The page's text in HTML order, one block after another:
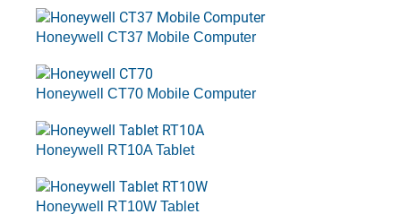
Honeywell CT37 Mobile Computer
Honeywell CT70 Mobile Computer
Honeywell RT10A Tablet
Honeywell RT10W Tablet